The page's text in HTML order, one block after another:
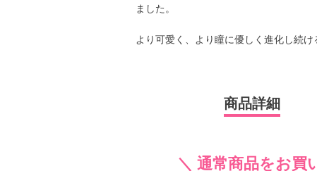
ました。
より可愛く、より瞳に優しく進化し続け
商品詳細
＼ 通常商品をお買